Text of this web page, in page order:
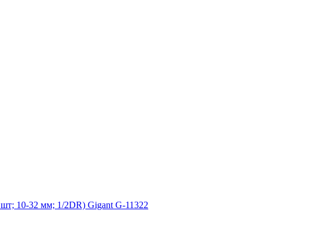
10-32 мм; 1/2DR) Gigant G-11322